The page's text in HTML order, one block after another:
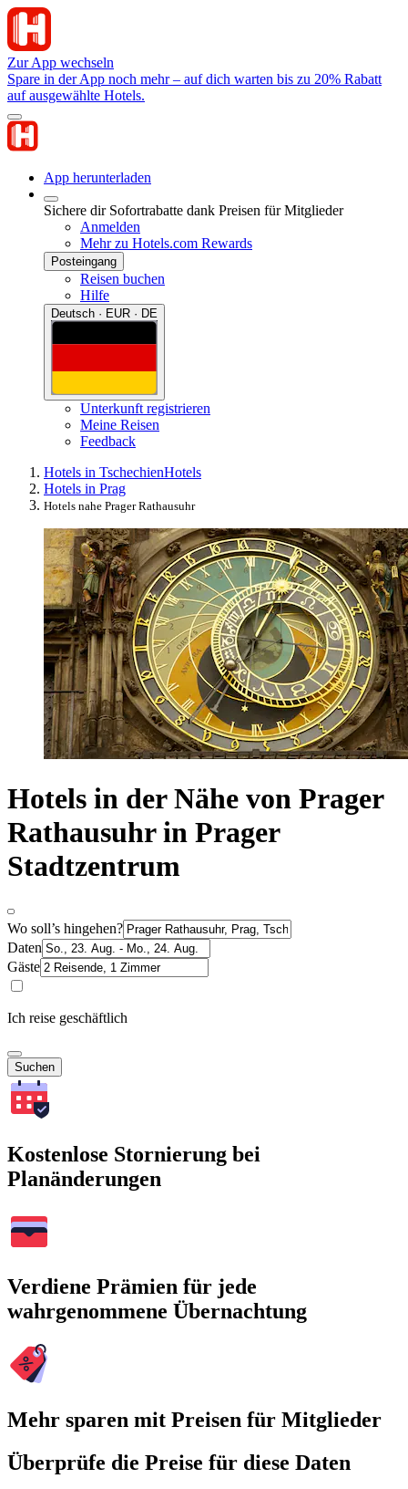
Zur App wechseln
Spare in der App noch mehr – auf dich warten bis zu 20% Rabatt
auf ausgewählte Hotels.
App herunterladen
Sichere dir Sofortrabatte dank Preisen für Mitglieder
Anmelden
Mehr zu Hotels.com Rewards
Posteingang
Reisen buchen
Hilfe
Deutsch · EUR · DE
Unterkunft registrieren
Meine Reisen
Feedback
Hotels in TschechienHotels
Hotels in Prag
Hotels nahe Prager Rathausuhr
Hotels in der Nähe von Prager
Rathausuhr in Prager
Stadtzentrum
Wo soll’s hingehen?
Daten
Gäste
Ich reise geschäftlich
Suchen
Kostenlose Stornierung bei
Planänderungen
Verdiene Prämien für jede
wahrgenommene Übernachtung
Mehr sparen mit Preisen für Mitglieder
Überprüfe die Preise für diese Daten